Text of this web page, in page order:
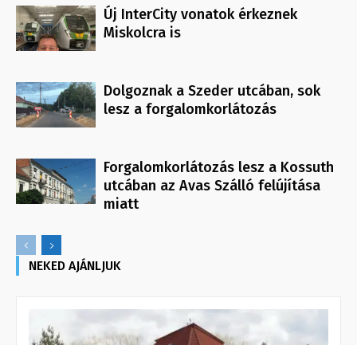
Új InterCity vonatok érkeznek
Miskolcra is
Dolgoznak a Szeder utcában, sok
lesz a forgalomkorlátozás
Forgalomkorlátozás lesz a Kossuth
utcában az Avas Szálló felújítása
miatt
NEKED AJÁNLJUK